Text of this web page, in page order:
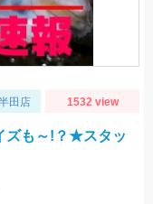
田店 1532 view
ズも～!？★スタッ